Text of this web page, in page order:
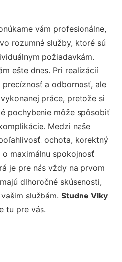
vám profesionálne,
rozumné služby, ktoré sú
požiadavkám.
ešte dnes. Pri realizácií
precíznosť a odbornosť, ale
práce, pretože si
pochybenie môže spôsobiť
Medzi naše
ochota, korektný
o maximálnu spokojnosť
je pre nás vždy na prvom
dlhoročné skúsenosti,
službám. Studne Vlky
tu pre vás.